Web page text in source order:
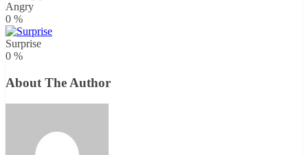
Angry
0 %
Surprise
0 %
About The Author